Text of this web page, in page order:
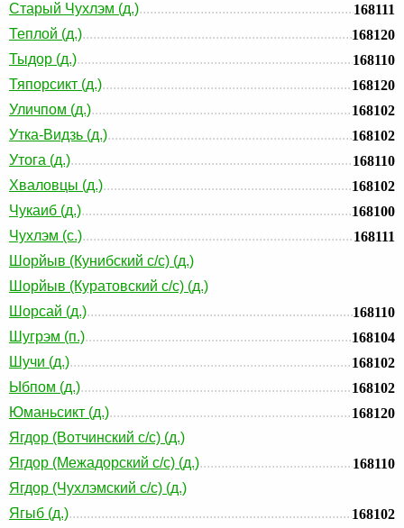
Старый Чухлэм (д.)
168111
Теплой (д.)
168120
Тыдор (д.)
168110
Тяпорсикт (д.)
168120
Уличпом (д.)
168102
Утка-Видзь (д.)
168102
Утога (д.)
168110
Хваловцы (д.)
168102
Чукаиб (д.)
168100
Чухлэм (с.)
168111
Шорйыв (Кунибский с/с) (д.)
Шорйыв (Куратовский с/с) (д.)
Шорсай (д.)
168110
Шугрэм (п.)
168104
Шучи (д.)
168102
Ыбпом (д.)
168102
Юманьсикт (д.)
168120
Ягдор (Вотчинский с/с) (д.)
Ягдор (Межадорский с/с) (д.)
168110
Ягдор (Чухлэмский с/с) (д.)
Ягыб (д.)
168102